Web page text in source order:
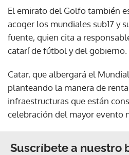
El emirato del Golfo también
acoger los mundiales sub17 y
fuente, quien cita a
catarí de fútbol y del gobierno.
Catar, que albergará el
planteando la manera de
infraestructuras que están
celebración del mayor evento
Suscríbete a nuestro